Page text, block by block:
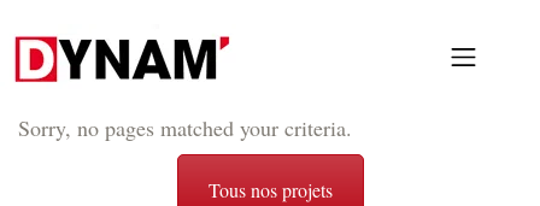
PRESTATIONS
PROJETS
Sorry, no pages matched your criteria.
Tous nos projets